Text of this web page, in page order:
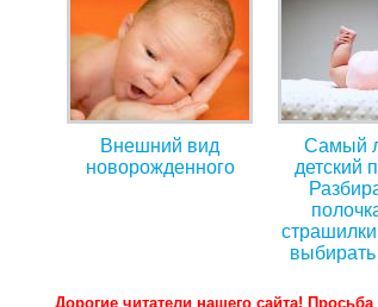
Внешний вид
новорожденного
Самый
детский
Дорогие читатели нашего сайта!